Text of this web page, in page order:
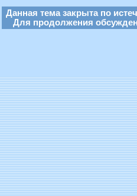
Данная тема закрыта по
Для продолжения